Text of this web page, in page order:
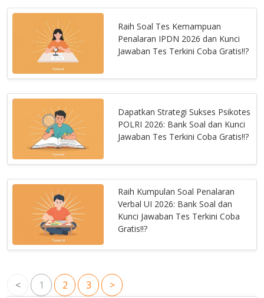
Raih Soal Tes Kemampuan
Penalaran IPDN 2026 dan Kunci
Jawaban Tes Terkini Coba Gratis!!?
Dapatkan Strategi Sukses Psikotes
POLRI 2026: Bank Soal dan Kunci
Jawaban Tes Terkini Coba Gratis!!?
Raih Kumpulan Soal Penalaran
Verbal UI 2026: Bank Soal dan
Kunci Jawaban Tes Terkini Coba
Gratis!!?
< 1 2 3 >